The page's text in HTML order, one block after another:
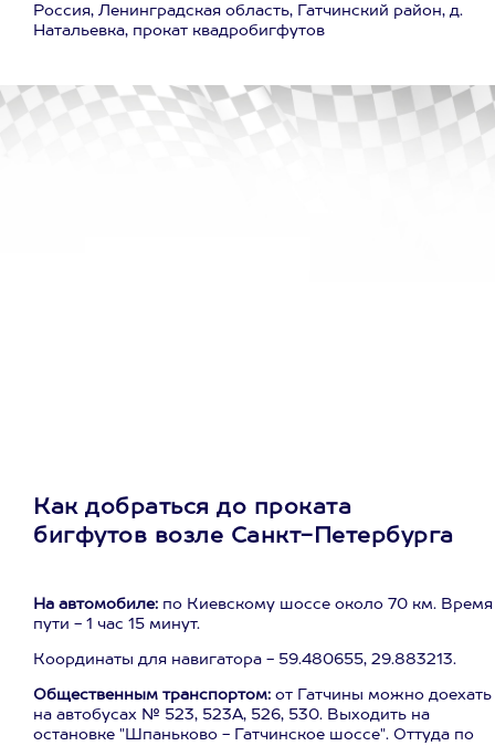
Россия, Ленинградская область, Гатчинский район, д.
Натальевка, прокат квадробигфутов
Как добраться до проката
бигфутов возле Санкт-Петербурга
На автомобиле: по Киевскому шоссе около 70 км. Время
пути - 1 час 15 минут.
Координаты для навигатора - 59.480655, 29.883213.
Общественным транспортом: от Гатчины можно доехать
на автобусах № 523, 523А, 526, 530. Выходить на
остановке "Шпаньково - Гатчинское шоссе". Оттуда по